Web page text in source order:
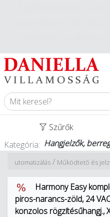
Szűrők
Kategória: Hangjelzők,
Működtető és
/
Automatizálás
Harmony Easy
piros-narancs-zöld, 24
konzolos rögzítésűhangj.,